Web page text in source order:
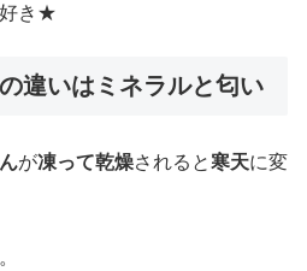
好き★
違いはミネラルと匂い
が凍って乾燥されると寒天に変
。